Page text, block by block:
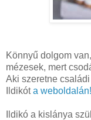
Könnyű dolgom
mézesek, mert
Aki szeretne
Ildikóta weboldalán!
Ildikó a kislánya